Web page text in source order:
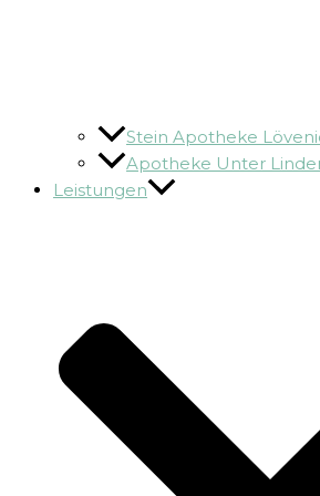
Stein Apotheke
Apotheke Unter
Leistungen